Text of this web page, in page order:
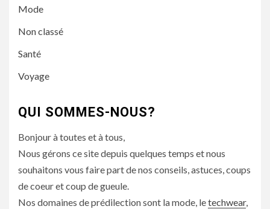
Mode
Non classé
Santé
Voyage
QUI SOMMES-NOUS?
Bonjour à toutes et à tous,
Nous gérons ce site depuis quelques temps et nous
souhaitons vous faire part de nos conseils, astuces, coups
de coeur et coup de gueule.
Nos domaines de prédilection sont la mode, letechwear,